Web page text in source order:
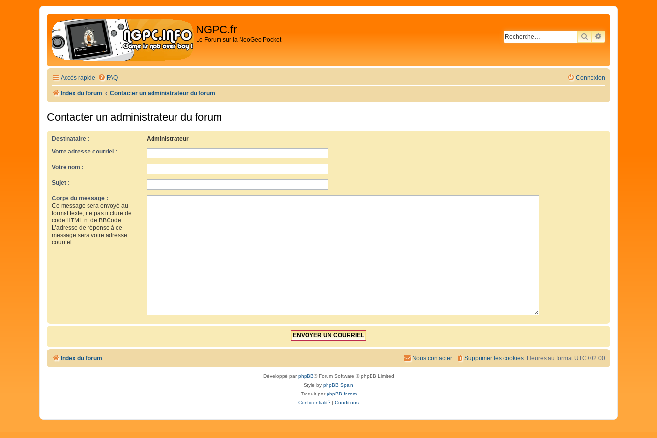
NGPC.fr
Le Forum sur la NeoGeo Pocket RECHERCHER
RECHERCHE
Accès rapide FAQ Connexion
Index du forum Contacter un administrateur du forum
Contacter un administrateur du forum
Destinataire :
Administrateur
Votre adresse courriel :
Votre nom :
Sujet :
Corps du message :
Ce message sera envoyé au
format texte, ne pas inclure de
code HTML ni de BBCode.
L’adresse de réponse à ce
message sera votre adresse
courriel.
Index du forum Heures au format UTC+02:00
Supprimer les cookies
Nous contacter
Développé parphpBB® Forum Software © phpBB Limited
Style by phpBB Spain
Traduit parphpBB-fr.com
Confidentialité | Conditions